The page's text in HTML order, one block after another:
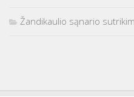
Žandikaulio sąnario